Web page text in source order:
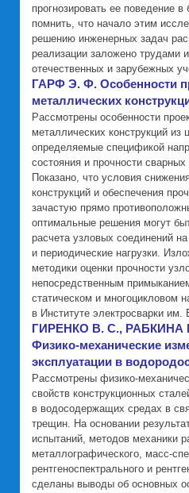
прогнозировать ее поведение
помнить, что начало этим
решению инженерных задач
реализации заложено трудами
отечественных и зарубежных
ГАРФ Э. Ф. Особенности
металлических
Рассмотрены особенности
металлических конструкций из
определяемые спецификой
состояния и прочности
Показано, что условия
конструкций и обеспечения
зачастую прямо
оптимальные решения могут
расчета узловых соединений
и периодические нагрузки.
методики оценки прочности
непосредственным
статическом и многоцикловом
в Институте электросварки
ГИРЕНКО В. С., РАБКИНА
Физико-механические
эксплуатации в
Рассмотрены физико-
свойств конструкционных
в водосодержащих средах в
трещин. На основании
испытаний, методов механики
металлографического, масс-
рентгеноспектрального и
сделаны выводы об основных